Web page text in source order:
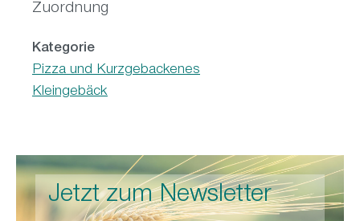
Zuordnung
Kategorie
Pizza und Kurzgebackenes
Kleingebäck
Jetzt zum Newsletter